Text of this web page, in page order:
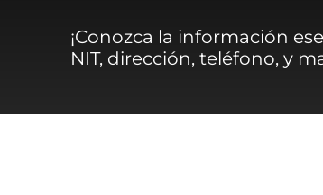
¡Conozca la información
NIT, dirección, teléfono, y